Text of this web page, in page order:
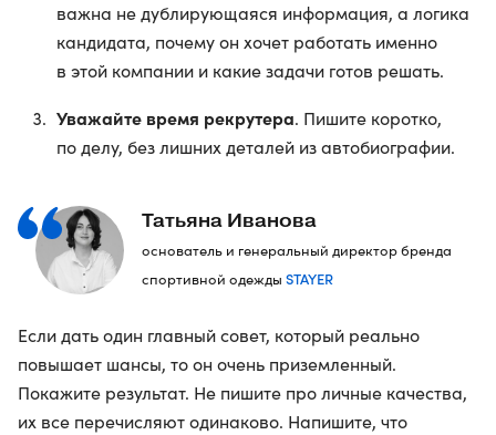
важна не дублирующаяся информация, а логика
кандидата, почему он хочет работать именно
в этой компании и какие задачи готов решать.
Уважайте время рекрутера. Пишите коротко,
по делу, без лишних деталей из автобиографии.
Татьяна Иванова
основатель и генеральный директор бренда
спортивной одежды STAYER
Если дать один главный совет, который реально
повышает шансы, то он очень приземленный.
Покажите результат. Не пишите про личные качества,
их все перечисляют одинаково. Напишите, что